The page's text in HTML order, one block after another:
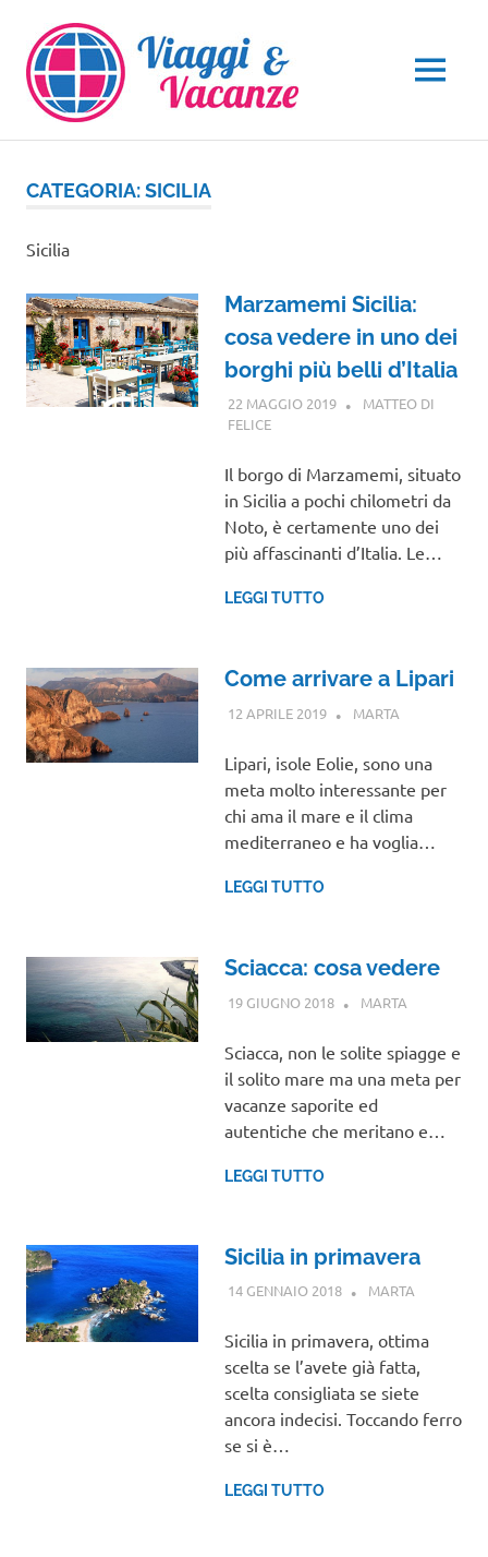
contenuto
MENU
CATEGORIA:SICILIA
Sicilia
Marzamemi Sicilia:
cosa vedere in uno dei
borghi più belli d’Italia
22 MAGGIO 2019
MATTEO DI
FELICESICILIA
Il borgo di Marzamemi, situato
in Sicilia a pochi chilometri da
Noto, è certamente uno dei
più affascinanti d’Italia. Le…
LEGGI TUTTO
Come arrivare a Lipari
12 APRILE 2019 MARTA
Lipari, isole Eolie, sono una
meta molto interessante per
chi ama il mare e il clima
mediterraneo e ha voglia…
LEGGI TUTTO
Sciacca: cosa vedere
19 GIUGNO 2018 MARTA
Sciacca, non le solite spiagge e
il solito mare ma una meta per
vacanze saporite ed
autentiche che meritano e…
LEGGI TUTTO
Sicilia in primavera
14 GENNAIO 2018 MARTA
Sicilia in primavera, ottima
scelta se l’avete già fatta,
scelta consigliata se siete
ancora indecisi. Toccando ferro
se si è…
LEGGI TUTTO